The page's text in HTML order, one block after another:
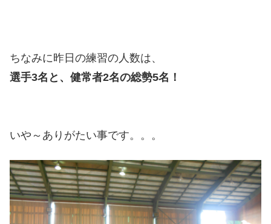
ちなみに昨日の練習の人数は、
選手3名と、健常者2名の総勢5名！
いや～ありがたい事です。。。